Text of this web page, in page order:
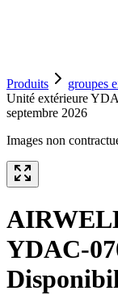
Produits groupes
Unité extérieure
septembre 2026
Images non
YDAC-